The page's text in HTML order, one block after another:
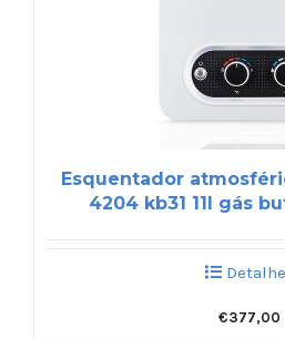
Esquentador
4204 kb31 11l gás
€377,00